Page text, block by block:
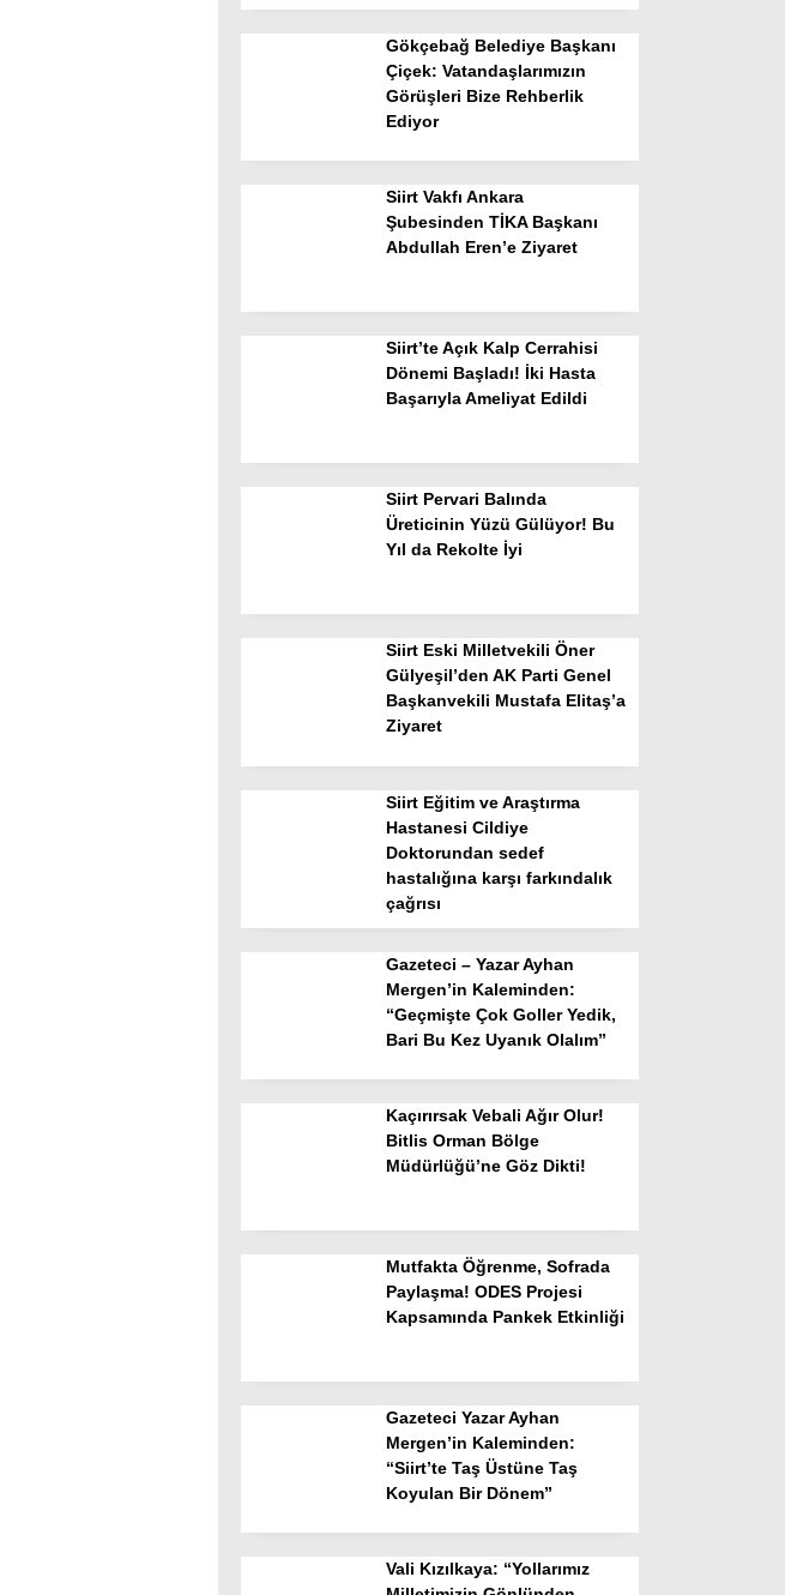
Gökçebağ Belediye Başkanı
Çiçek: Vatandaşlarımızın
Görüşleri Bize Rehberlik
Ediyor
Siirt Vakfı Ankara
Şubesinden TİKA Başkanı
Abdullah Eren’e Ziyaret
Siirt’te Açık Kalp Cerrahisi
Dönemi Başladı! İki Hasta
Başarıyla Ameliyat Edildi
Siirt Pervari Balında
Üreticinin Yüzü Gülüyor! Bu
Yıl da Rekolte İyi
Siirt Eski Milletvekili Öner
Gülyeşil’den AK Parti Genel
Başkanvekili Mustafa Elitaş’a
Ziyaret
Siirt Eğitim ve Araştırma
Hastanesi Cildiye
Doktorundan sedef
hastalığına karşı farkındalık
çağrısı
Gazeteci – Yazar Ayhan
Mergen’in Kaleminden:
“Geçmişte Çok Goller Yedik,
Bari Bu Kez Uyanık Olalım”
Kaçırırsak Vebali Ağır Olur!
Bitlis Orman Bölge
Müdürlüğü’ne Göz Dikti!
Mutfakta Öğrenme, Sofrada
Paylaşma! ODES Projesi
Kapsamında Pankek Etkinliği
Gazeteci Yazar Ayhan
Mergen’in Kaleminden:
“Siirt’te Taş Üstüne Taş
Koyulan Bir Dönem”
Vali Kızılkaya: “Yollarımız